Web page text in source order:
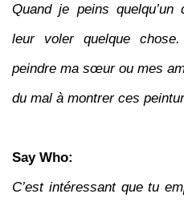
Quand je peins quelqu’un
leur voler quelque
peindre ma sœur ou mes
du mal à montrer ces
Say Who:
C’est intéressant que tu